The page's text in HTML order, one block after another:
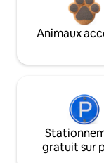
Animaux
gratuit sur